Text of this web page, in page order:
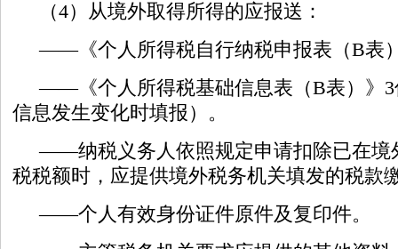
（4）从境外取得所得的应报送：
——《个人所得税自行纳税申报表（B表
——《个人所得税基础信息表（B表）》3
信息发生变化时填报）。
——纳税义务人依照规定申请扣除已在境
税税额时，应提供境外税务机关填发的税款
——个人有效身份证件原件及复印件。